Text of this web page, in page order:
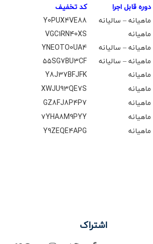
دوره قابل اجرا
کد تخفیف
ماهیانه – سالیانه
Y0PUX4VE88
ماهیانه
VGC1RN40XS
ماهیانه – سالیانه
YNEOTO0UA4
ماهیانه – سالیانه
۵۵SG7BU3CF
ماهیانه
Y8J37BFJFK
ماهیانه
XWJU93QE7S
ماهیانه
GZ8FJ8P4P7
ماهیانه
۷YHA8M9PYY
ماهیانه Y9ZEQE4APG
اشتراک